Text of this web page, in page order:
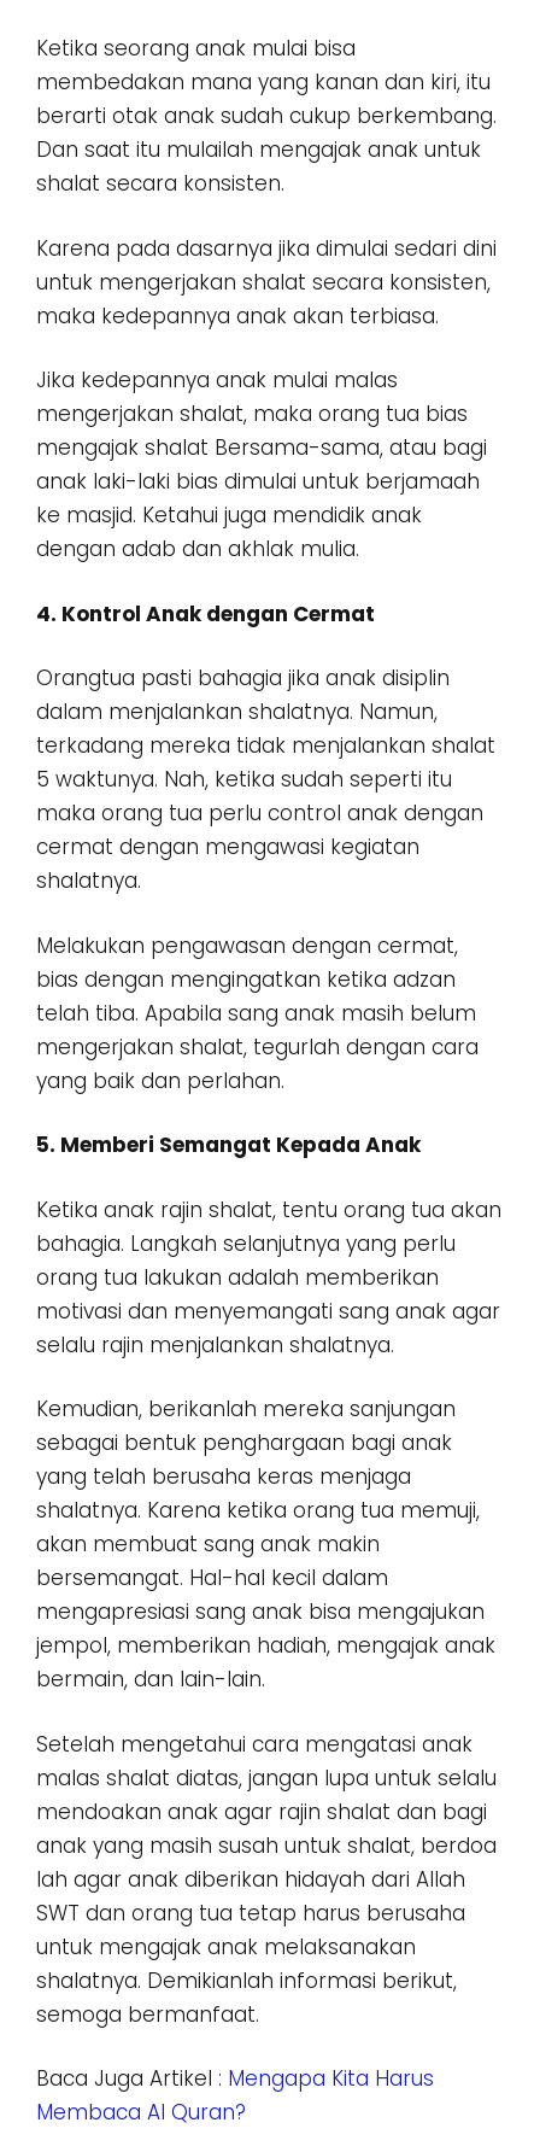
Ketika seorang anak mulai bisa
membedakan mana yang kanan dan kiri, itu
berarti otak anak sudah cukup berkembang.
Dan saat itu mulailah mengajak anak untuk
shalat secara konsisten.
Karena pada dasarnya jika dimulai sedari dini
untuk mengerjakan shalat secara konsisten,
maka kedepannya anak akan terbiasa.
Jika kedepannya anak mulai malas
mengerjakan shalat, maka orang tua bias
mengajak shalat Bersama-sama, atau bagi
anak laki-laki bias dimulai untuk berjamaah
ke masjid. Ketahui juga mendidik anak
dengan adab dan akhlak mulia.
4. Kontrol Anak dengan Cermat
Orangtua pasti bahagia jika anak disiplin
dalam menjalankan shalatnya. Namun,
terkadang mereka tidak menjalankan shalat
5 waktunya. Nah, ketika sudah seperti itu
maka orang tua perlu control anak dengan
cermat dengan mengawasi kegiatan
shalatnya.
Melakukan pengawasan dengan cermat,
bias dengan mengingatkan ketika adzan
telah tiba. Apabila sang anak masih belum
mengerjakan shalat, tegurlah dengan cara
yang baik dan perlahan.
5. Memberi Semangat Kepada Anak
Ketika anak rajin shalat, tentu orang tua akan
bahagia. Langkah selanjutnya yang perlu
orang tua lakukan adalah memberikan
motivasi dan menyemangati sang anak agar
selalu rajin menjalankan shalatnya.
Kemudian, berikanlah mereka sanjungan
sebagai bentuk penghargaan bagi anak
yang telah berusaha keras menjaga
shalatnya. Karena ketika orang tua memuji,
akan membuat sang anak makin
bersemangat. Hal-hal kecil dalam
mengapresiasi sang anak bisa mengajukan
jempol, memberikan hadiah, mengajak anak
bermain, dan lain-lain.
Setelah mengetahui cara mengatasi anak
malas shalat diatas, jangan lupa untuk selalu
mendoakan anak agar rajin shalat dan bagi
anak yang masih susah untuk shalat, berdoa
lah agar anak diberikan hidayah dari Allah
SWT dan orang tua tetap harus berusaha
untuk mengajak anak melaksanakan
shalatnya. Demikianlah informasi berikut,
semoga bermanfaat.
Baca Juga Artikel : Mengapa Kita Harus
Membaca Al Quran?